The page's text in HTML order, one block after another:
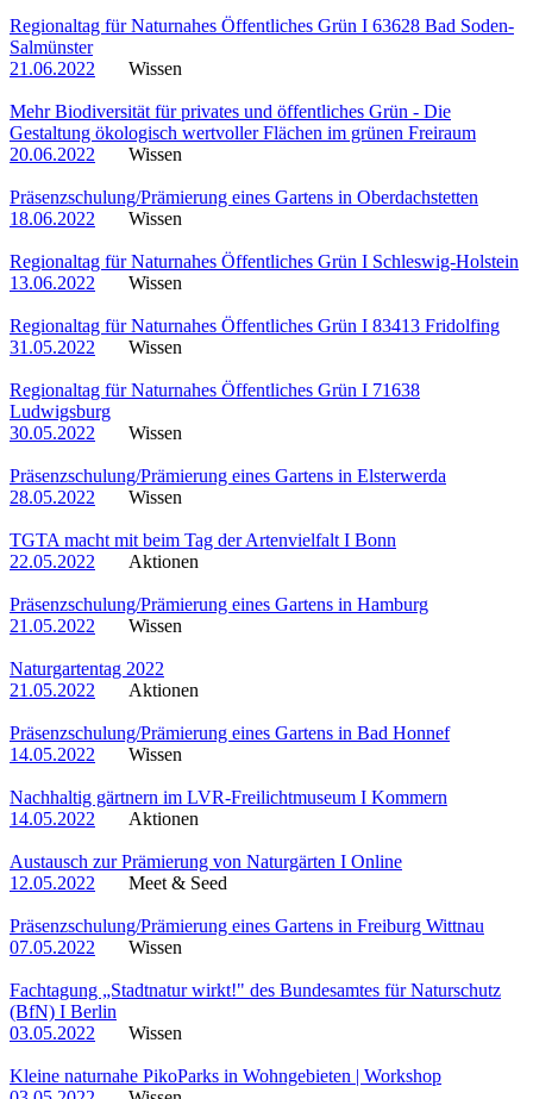
Regionaltag für Naturnahes Öffentliches Grün I 63628 Bad Soden-
Salmünster
21.06.2022
Wissen
Mehr Biodiversität für privates und öffentliches Grün - Die
Gestaltung ökologisch wertvoller Flächen im grünen Freiraum
20.06.2022
Wissen
Präsenzschulung/Prämierung eines Gartens in Oberdachstetten
18.06.2022
Wissen
Regionaltag für Naturnahes Öffentliches Grün I Schleswig-Holstein
13.06.2022
Wissen
Regionaltag für Naturnahes Öffentliches Grün I 83413 Fridolfing
31.05.2022
Wissen
Regionaltag für Naturnahes Öffentliches Grün I 71638
Ludwigsburg
30.05.2022
Wissen
Präsenzschulung/Prämierung eines Gartens in Elsterwerda
28.05.2022
Wissen
TGTA macht mit beim Tag der Artenvielfalt I Bonn
22.05.2022
Aktionen
Präsenzschulung/Prämierung eines Gartens in Hamburg
21.05.2022
Wissen
Naturgartentag 2022
21.05.2022
Aktionen
Präsenzschulung/Prämierung eines Gartens in Bad Honnef
14.05.2022
Wissen
Nachhaltig gärtnern im LVR-Freilichtmuseum I Kommern
14.05.2022
Aktionen
Austausch zur Prämierung von Naturgärten I Online
12.05.2022
Meet & Seed
Präsenzschulung/Prämierung eines Gartens in Freiburg Wittnau
07.05.2022
Wissen
Fachtagung „Stadtnatur wirkt!" des Bundesamtes für Naturschutz
(BfN) I Berlin
03.05.2022
Wissen
Kleine naturnahe PikoParks in Wohngebieten | Workshop